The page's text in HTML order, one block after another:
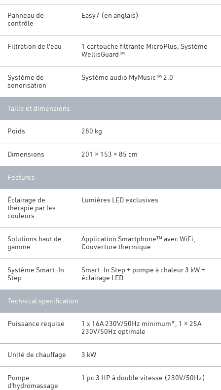
Panneau de
contrôle
Easy7 (en anglais)
Filtration de l'eau
1 cartouche filtrante MicroPlus, Système
WellisGuard™
Système de
sonorisation
Système audio MyMusic™ 2.0
Taille et dimensions
Poids 280 kg
Dimensions 201 × 153 × 85 cm
Features
Éclairage de
thérapie par les
couleurs
Lumières LED exclusives
Solutions haut de
gamme
Application Smartphone™ avec WiFi,
Couverture thermique
Système Smart-In
Step
Smart-In Step + pompe à chaleur 3 kW +
éclairage LED
Technical specification
Puissance requise
1 x 16A 230V/50Hz minimum*, 1 × 25A
230V/50Hz optimale
Unité de chauffage 3 kW
Pompe
d'hydromassage
1 pc 3 HP à double vitesse (230V/50Hz)